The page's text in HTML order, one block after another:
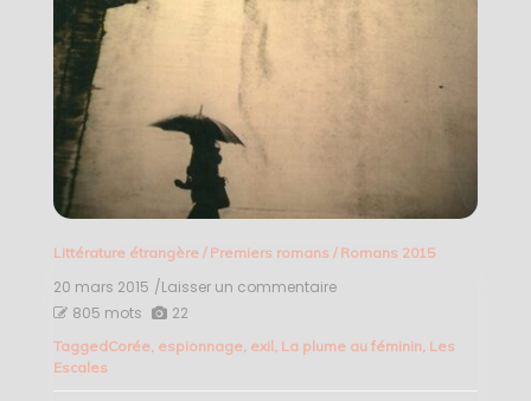
Littérature étrangère/ Premiers romans / Romans 2015
20 mars 2015 /Laisser un commentaireon
Hannah
805 mots 22
TaggedCorée, espionnage, exil, La plume au féminin, Les
Escales